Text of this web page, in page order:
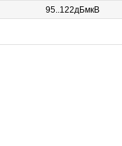
95..122дБмкВ